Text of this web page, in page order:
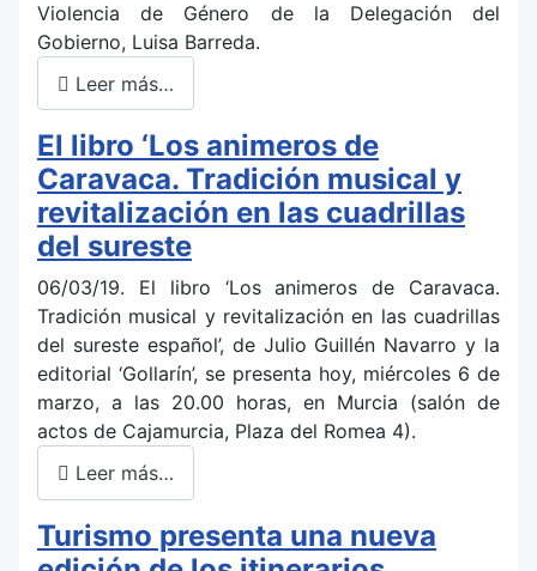
Violencia de Género de la Delegación del
Gobierno, Luisa Barreda.
Leer más…
El libro ‘Los animeros de
Caravaca. Tradición musical y
revitalización en las cuadrillas
del sureste
06/03/19. El libro ‘Los animeros de Caravaca.
Tradición musical y revitalización en las cuadrillas
del sureste español’, de Julio Guillén Navarro y la
editorial ‘Gollarín’, se presenta hoy, miércoles 6 de
marzo, a las 20.00 horas, en Murcia (salón de
actos de Cajamurcia, Plaza del Romea 4).
Leer más…
Turismo presenta una nueva